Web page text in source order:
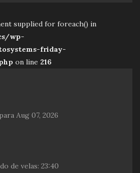
supplied for foreach() in
wp-
friday-
on line 216
Aug 07, 2026
de velas: 23:40